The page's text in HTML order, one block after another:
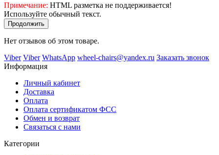
Примечание: HTML разметка не поддерживается!
Используйте обычный текст.
Продолжить
Нет отзывов об этом товаре.
Viber Viber WhatsApp wheel-chairs@yandex.ru Заказать звонок
Информация
Личный кабинет
Доставка
Оплата
Оплата сертификатом ФСС
Обмен и возврат
Связаться с нами
Категории